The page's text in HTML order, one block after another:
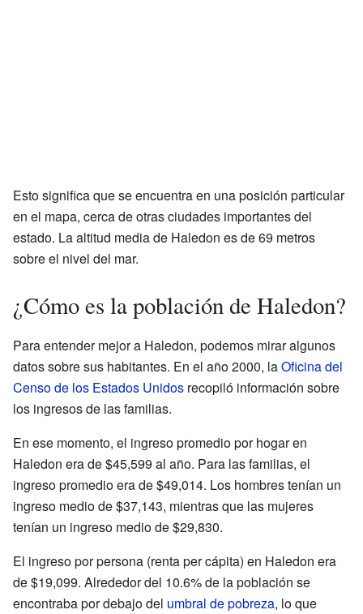
Esto significa que se encuentra en una posición particular
en el mapa, cerca de otras ciudades importantes del
estado. La altitud media de Haledon es de 69 metros
sobre el nivel del mar.
¿Cómo es la población de Haledon?
Para entender mejor a Haledon, podemos mirar algunos
datos sobre sus habitantes. En el año 2000, laOficina del
Censo de los Estados Unidos recopiló información sobre
los ingresos de las familias.
En ese momento, el ingreso promedio por hogar en
Haledon era de $45,599 al año. Para las familias, el
ingreso promedio era de $49,014. Los hombres tenían un
ingreso medio de $37,143, mientras que las mujeres
tenían un ingreso medio de $29,830.
El ingreso por persona (renta per cápita) en Haledon era
de $19,099. Alrededor del 10.6% de la población se
encontraba por debajo del umbral de pobreza, lo que